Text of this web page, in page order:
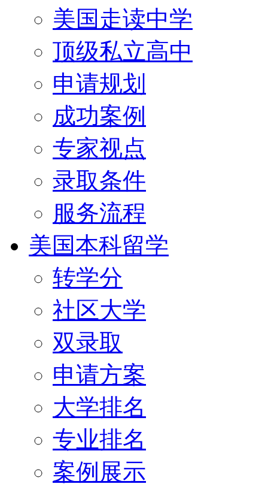
美国走读中学
顶级私立高中
申请规划
成功案例
专家视点
录取条件
服务流程
美国本科留学
转学分
社区大学
双录取
申请方案
大学排名
专业排名
案例展示